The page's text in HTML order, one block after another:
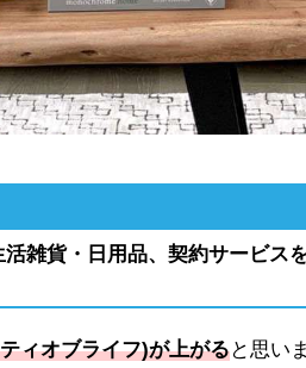
雑貨・日用品、契約サービス
ィオブライフ)が上がると思い